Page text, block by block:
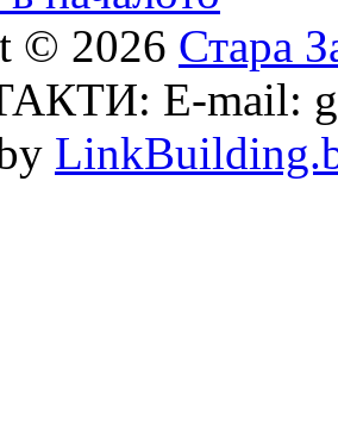
© 2026 Стара
E-mail: